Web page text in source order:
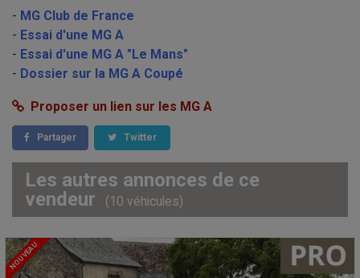
- MG Club de France
- Essai d'une MG A
- Essai d'une MG A "Le Mans"
- Dossier sur la MG A Coupé
Proposer un lien sur les MG A
Partager Twitter
Les autres annonces de ce
vendeur
(10 véhicules)
NOUVEAU